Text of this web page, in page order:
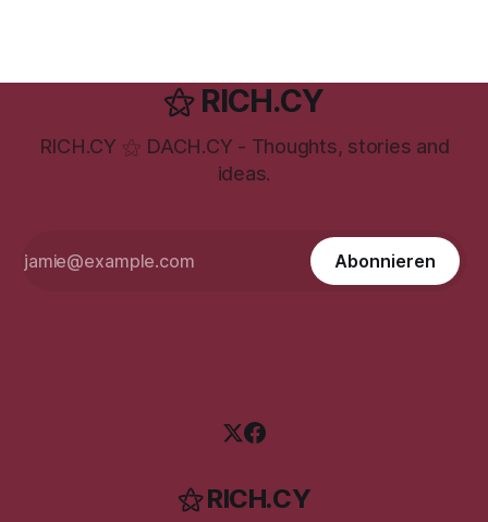
⚝ RICH.CY
RICH.CY ⚝ DACH.CY - Thoughts, stories and
ideas.
Abonnieren
⚝ RICH.CY